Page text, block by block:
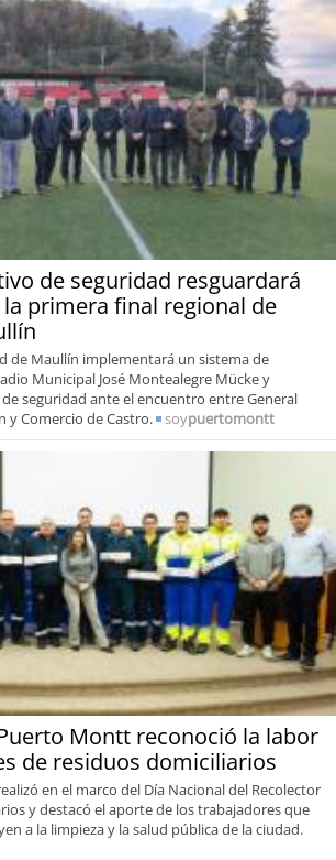
de seguridad resguardará
primera final regional de
de Maullín implementará un sistema de
Municipal José Montealegre Mücke y
seguridad ante el encuentro entre General
y Comercio de Castro.
soypuertomontt
Montt reconoció la labor
de residuos domiciliarios
en el marco del Día Nacional del Recolector
y destacó el aporte de los trabajadores que
a la limpieza y la salud pública de la ciudad.